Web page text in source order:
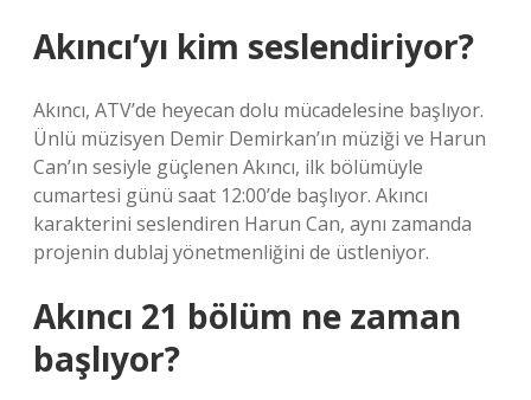
Akıncı’yı kim seslendiriyor?
Akıncı, ATV’de heyecan dolu mücadelesine başlıyor.
Ünlü müzisyen Demir Demirkan’ın müziği ve Harun
Can’ın sesiyle güçlenen Akıncı, ilk bölümüyle
cumartesi günü saat 12:00’de başlıyor. Akıncı
karakterini seslendiren Harun Can, aynı zamanda
projenin dublaj yönetmenliğini de üstleniyor.
Akıncı 21 bölüm ne zaman
başlıyor?